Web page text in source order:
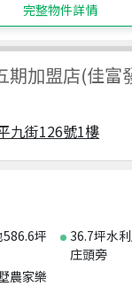
完整物件詳情
期加盟店(佳富
九街126號1樓
坪
36.7坪水
庄頭旁
農家樂